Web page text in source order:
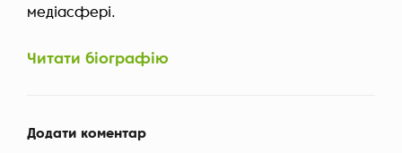
медіасфері.
Читати біографію
Додати коментар